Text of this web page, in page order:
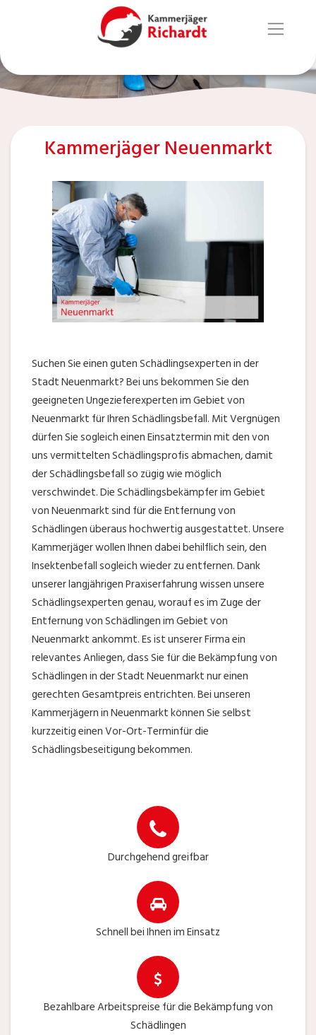
Kammerjäger Neuenmarkt
Suchen Sie einen guten Schädlingsexperten in der
Stadt Neuenmarkt? Bei uns bekommen Sie den
geeigneten Ungezieferexperten im Gebiet von
Neuenmarkt für Ihren Schädlingsbefall. Mit Vergnügen
dürfen Sie sogleich einen Einsatztermin mit den von
uns vermittelten Schädlingsprofis abmachen, damit
der Schädlingsbefall so zügig wie möglich
verschwindet. Die Schädlingsbekämpfer im Gebiet
von Neuenmarkt sind für die Entfernung von
Schädlingen überaus hochwertig ausgestattet. Unsere
Kammerjäger wollen Ihnen dabei behilflich sein, den
Insektenbefall sogleich wieder zu entfernen. Dank
unserer langjährigen Praxiserfahrung wissen unsere
Schädlingsexperten genau, worauf es im Zuge der
Entfernung von Schädlingen im Gebiet von
Neuenmarkt ankommt. Es ist unserer Firma ein
relevantes Anliegen, dass Sie für die Bekämpfung von
Schädlingen in der Stadt Neuenmarkt nur einen
gerechten Gesamtpreis entrichten. Bei unseren
Kammerjägern in Neuenmarkt können Sie selbst
kurzzeitig einen Vor-Ort-Terminfür die
Schädlingsbeseitigung bekommen.
Durchgehend greifbar
Schnell bei Ihnen im Einsatz
Bezahlbare Arbeitspreise für die Bekämpfung von
Schädlingen